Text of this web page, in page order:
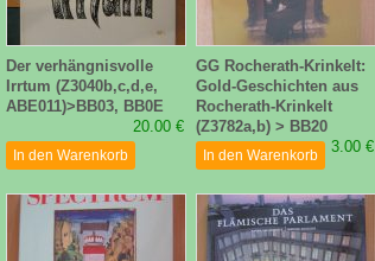
Der verhängnisvolle
Irrtum (Z3040b,c,d,e,
ABE011)>BB03, BB0E
20.00 €
In den Warenkorb
GG Rocherath-Krinkelt:
Gold-Geschichten aus
Rocherath-Krinkelt
(Z3782a,b) > BB20
3.00 €
In den Warenkorb